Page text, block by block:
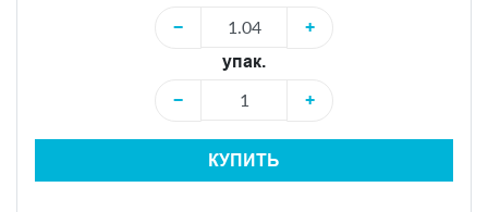
−
+
упак.
−
+
КУПИТЬ